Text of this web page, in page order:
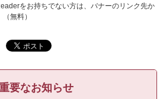
をお持ちでない方は、バナーのリンク先か
無料）
要なお知らせ